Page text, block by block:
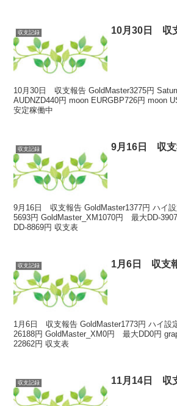
収支記録 10月30日 収
10月30日 収支報告 GoldMaster3275円
AUDNZD440円 moon EURGBP726円 moon
安定稼働中
収支記録 9月16日 収支
9月16日 収支報告 GoldMaster1377円 ハイ
5693円 GoldMaster_XM1070円 最大DD-
DD-8869円 収支表
収支記録 1月6日 収支
1月6日 収支報告 GoldMaster1773円 ハイ設
26188円 GoldMaster_XM0円 最大DD0円
22862円 収支表
収支記録 11月14日 収